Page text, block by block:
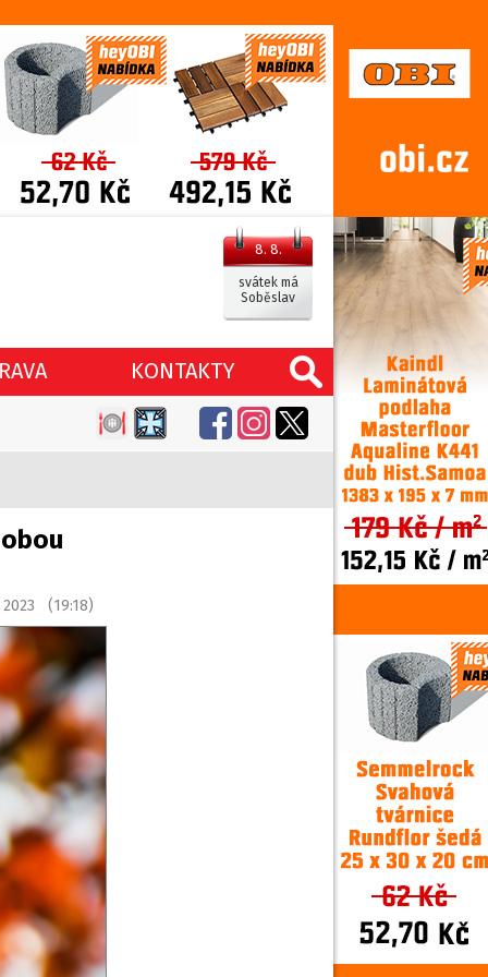
8. 8.
svátek má
Soběslav
KONTAKTY
2023 (19:18)